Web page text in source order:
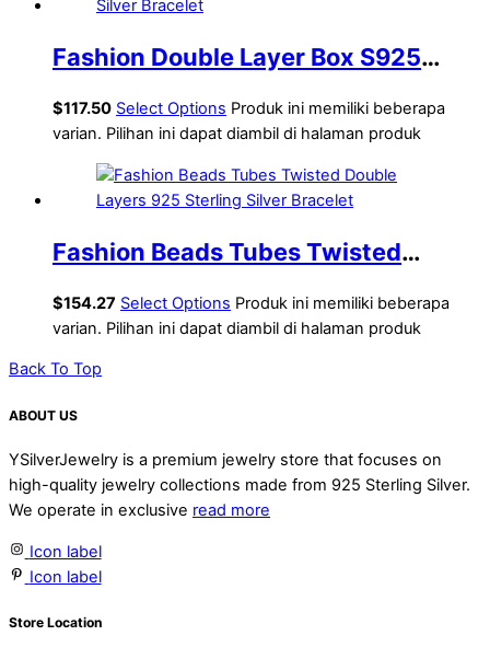
Fashion Double Layer Box S925
Sterling Silver Bracelet
$117.50 Select Options Produk ini memiliki beberapa
varian. Pilihan ini dapat diambil di halaman produk
Fashion Beads Tubes Twisted
Double Layers 925 Sterling Silver
Bracelet
$154.27 Select Options Produk ini memiliki beberapa
varian. Pilihan ini dapat diambil di halaman produk
Back To Top
ABOUT US
YSilverJewelry is a premium jewelry store that focuses on
high-quality jewelry collections made from 925 Sterling Silver.
We operate in exclusive read more
Icon label
Icon label
Store Location